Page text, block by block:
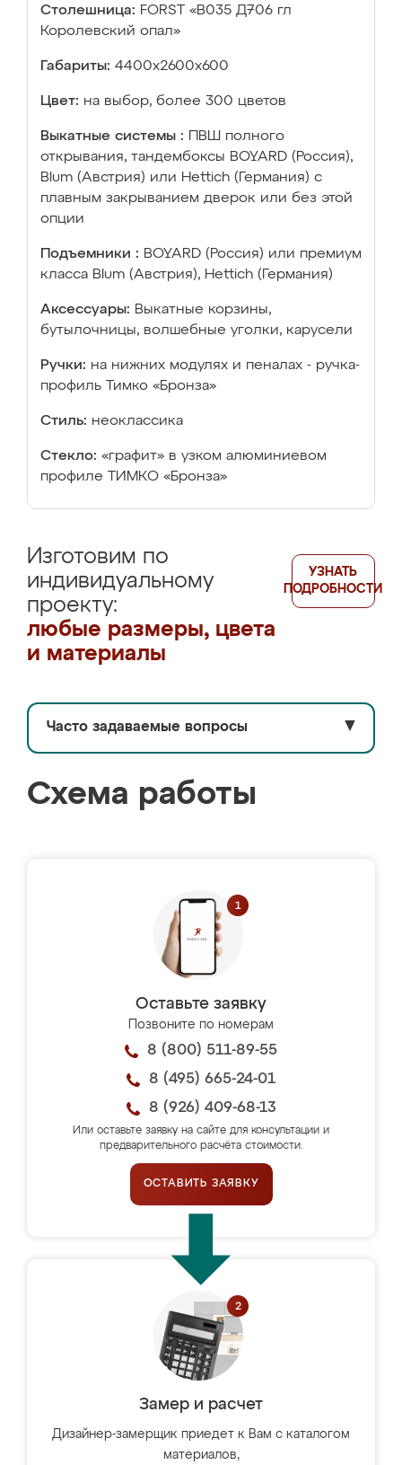
Столешница: FORST «В035 Д706 гл
Королевский опал»
Габариты: 4400х2600х600
Цвет: на выбор, более 300 цветов
Выкатные системы :
ПВШ полного
открывания, тандембоксы BOYARD (Россия),
Blum (Австрия) или Hettich (Германия) с
плавным закрыванием дверок или без этой
опции
Подъемники : BOYARD (Россия) или премиум
класса Blum (Австрия), Hettich (Германия)
Аксессуары: Выкатные корзины,
бутылочницы, волшебные уголки, карусели
Ручки: на нижних модулях и пеналах - ручка-
профиль Тимко «Бронза»
Стиль: неоклассика
Стекло: «графит» в узком алюминиевом
профиле ТИМКО «Бронза»
Изготовим по
индивидуальному
проекту:
любые размеры, цвета
и материалы
УЗНАТЬ
ПОДРОБНОСТИ
Часто задаваемые вопросы ▼
Схема работы
Оставьте заявку
Позвоните по номерам
8 (800) 511-89-55
8 (495) 665-24-01
8 (926) 409-68-13
Или оставьте заявку на сайте для консультации и
предварительного расчёта стоимости.
ОСТАВИТЬ ЗАЯВКУ
Замер и расчет
Дизайнер-замерщик приедет к Вам с каталогом
материалов,